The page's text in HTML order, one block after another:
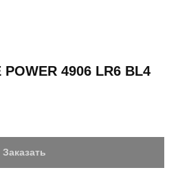
POWER 4906 LR6 BL4
Заказать